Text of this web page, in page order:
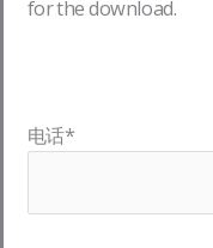
for the download.
电话*